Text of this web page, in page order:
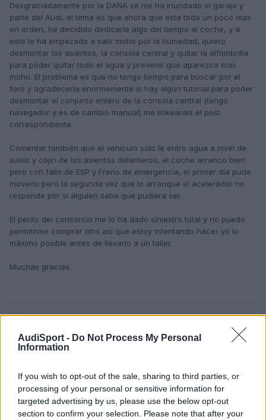
AudiSport - Do Not Process My Personal
Information
If you wish to opt-out of the sale, sharing to third parties, or
processing of your personal or sensitive information for
targeted advertising by us, please use the below opt-out
section to confirm your selection. Please note that after your
Desgraciadamente por la DANA se me ha inundado el garaje y
parte del Audi, el tema es que ahora que esta todo un poco mas
en orden, he decidido dedicarle algo del tiempo al coche, y a
este le ha empezado a salir moho por la humedad, quiero
desmontar los asientos, la consola central y quitar la alfombrilla
para poder quitar todo el agua y prevenir que aparezca mas
moho. El problema es que no tengo tiempo para buscar por el
foro y agradecería enormemente si hay algún tutorial para poder
desmontar el conjunto entero de la consola central (tengo
navegador y es de cambio manual) me linkearais el post
correspondiente.
Comentar también que el vehículo solo le entro agua a nivel de
suelo y cojin de los asientos delanteros, el coche arranco bien
pero con fallo de ESP y Freno de emergencia, el primer día pude
moverlo pero la segunda vez que lo arranque el acelerador no
responde por si alguien sabe que pudiera ser.
El perito del consorcio me lo ha dado siniestro total y no puedo
permitirme comprar otro así que estoy intentando hacer yo lo
máximo posible antes de llevarlo a un taller.
Muchas gracias.